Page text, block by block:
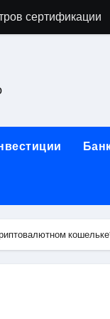
сертификации
и
базальтового
для освоения
данных
от